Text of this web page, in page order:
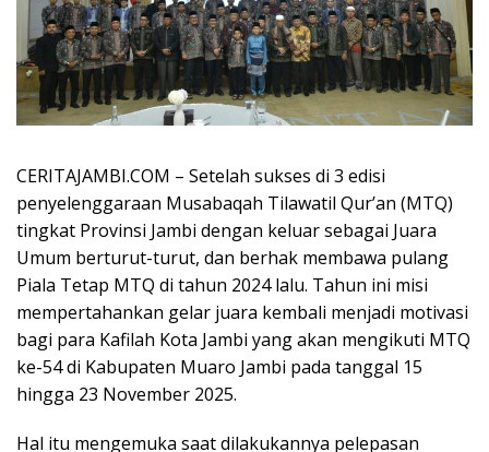
CERITAJAMBI.COM – Setelah sukses di 3 edisi
penyelenggaraan Musabaqah Tilawatil Qur’an (MTQ)
tingkat Provinsi Jambi dengan keluar sebagai Juara
Umum berturut-turut, dan berhak membawa pulang
Piala Tetap MTQ di tahun 2024 lalu. Tahun ini misi
mempertahankan gelar juara kembali menjadi motivasi
bagi para Kafilah Kota Jambi yang akan mengikuti MTQ
ke-54 di Kabupaten Muaro Jambi pada tanggal 15
hingga 23 November 2025.
Hal itu mengemuka saat dilakukannya pelepasan